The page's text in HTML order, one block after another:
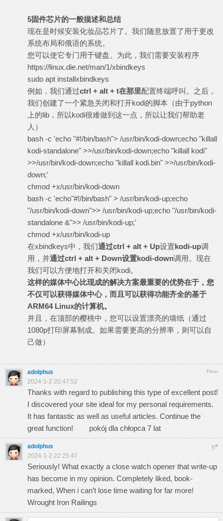
5固件芯片的一般描述和总结
现在是时候安装化妆品芯片了。我们随意放置了用于更改
系统布局和俄语的系统。
您可以使它专门用于键盘。为此，我们需要安装程序
https://linux.die.net/man/1/xbindkeys
sudo apt installxbindkeys
例如，我们通过ctrl + alt + t在那里配置终端呼叫。之后，
我们创建了一个紧急关闭和打开kodi的脚本（由于python
上的lib，所以kodi很难做到这一点，所以让我们帮助老
人）
bash -c 'echo "#!/bin/bash"> /usr/bin/kodi-down;echo "killall
kodi-standalone" >>/usr/bin/kodi-down;echo "killall kodi"
>>/usr/bin/kodi-down;echo "killall kodi.bin" >>/usr/bin/kodi-
down;'
chmod +x/usr/bin/kodi-down
bash -c 'echo"#!/bin/bash" > /usr/bin/kodi-up;echo
"/usr/bin/kodi-down">> /usr/bin/kodi-up;echo "/usr/bin/kodi-
standalone &">> /usr/bin/kodi-up;'
chmod +x/usr/bin/kodi-up
在xbindkeys中，我们通过ctrl + alt + Up设置kodi-up调
用，并通过ctrl + alt + Down设置kodi-down调用。现在
我们可以方便地打开和关闭kodi。
这样的媒体中心比现成的解决方案最重要的优势在于，您
不仅可以获得媒体中心，而且可以获得功能齐全的基于
ARM64 Linux的计算机。
并且，在顶部的樱桃中，您可以设置漂亮的墙纸（通过
1080p打印屏幕制成。如果需要更高的分辨率，则可以自
己做）
Floor
adolphus
2024-1-2 20:47:52
Thanks with regard to publishing this type of excellent post!
I discovered your site ideal for my personal requirements.
It has fantastic as well as useful articles. Continue the
great function! pokój dla chłopca 7 lat
5#
adolphus
2024-1-2 22:25:47
Seriously! What exactly a close watch opener that write-up
has become in my opinion. Completely liked, book-
marked, When i can’t lose time waiting for far more!
Wrought Iron Railings